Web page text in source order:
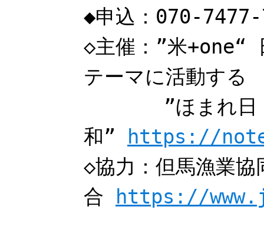
◆申込：070-
◇主催：”米+one“
テーマに活動する
”ほまれ日
和”
https://
◇協力：但馬漁業協
合
https://